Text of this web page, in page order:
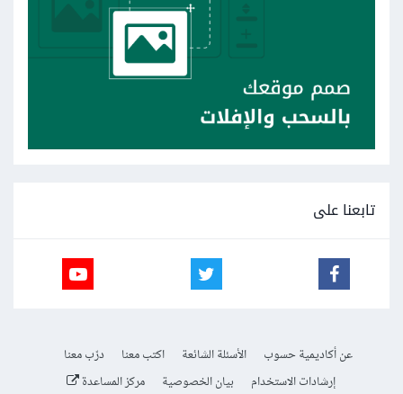
تابعنا على
عن أكاديمية حسوب الأسئلة الشائعة اكتب معنا
درّب معنا
إرشادات الاستخدام
بيان الخصوصية مركز المساعدة